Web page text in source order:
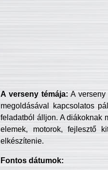
A verseny témája: A
megoldásával kapcsolatos
feladatból álljon. A diákoknak
elemek, motorok, fejlesztő
elkészítenie.
Fontos dátumok: